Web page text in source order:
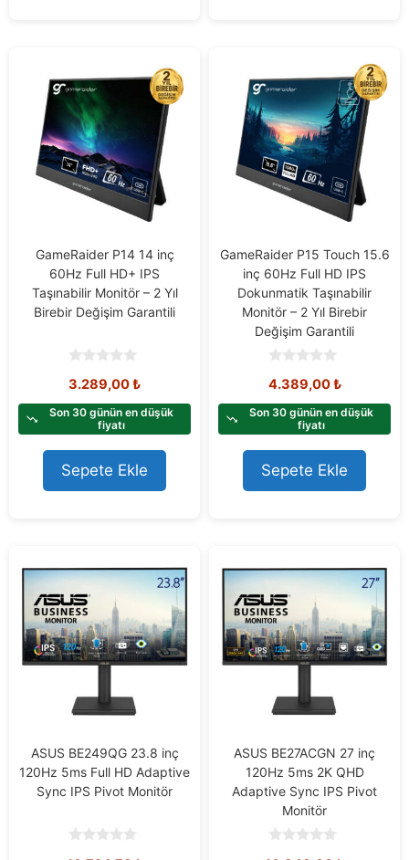
GameRaider P14 14 inç
60Hz Full HD+ IPS
Taşınabilir Monitör – 2 Yıl
Birebir Değişim Garantili
o
t
f
5
3.289,00₺
Son 30 günün en düşük
fiyatı
Sepete Ekle
GameRaider P15 Touch 15.6
inç 60Hz Full HD IPS
Dokunmatik Taşınabilir
Monitör – 2 Yıl Birebir
Değişim Garantili
o
t
f
5
4.389,00₺
Son 30 günün en düşük
fiyatı
Sepete Ekle
ASUS BE249QG 23.8 inç
120Hz 5ms Full HD Adaptive
Sync IPS Pivot Monitör
ASUS BE27ACGN 27 inç
120Hz 5ms 2K QHD
Adaptive Sync IPS Pivot
Monitör